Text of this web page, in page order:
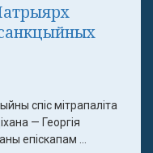
спіс мітрапаліта
— Георгія
епіскапам ...